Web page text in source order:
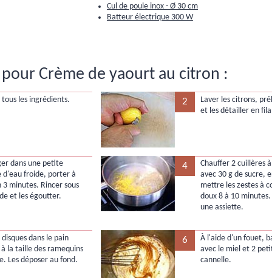
Cul de poule inox - Ø 30 cm
Batteur électrique 300 W
Crème de yaourt au citron :
les ingrédients. 2
Laver les citrons,
et les détailler en
dans une petite
d'eau froide, porter à
minutes. Rincer sous
et les égoutter.
4
Chauffer 2 cuillères
avec 30 g de sucre,
mettre les zestes à
doux 8 à 10
une assiette.
dans le pain
la taille des ramequins
Les déposer au fond.
6
À l'aide d'un fouet,
avec le miel et 2
cannelle.